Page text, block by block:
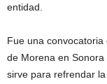
entidad.
Fue una
de Morena en
sirve para refrendar